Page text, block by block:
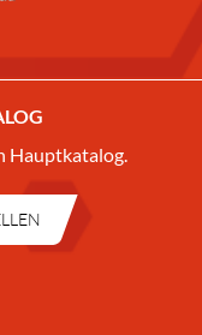
Hauptkatalog.